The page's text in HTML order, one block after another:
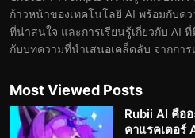
ก้าวหน้าของเทคโนโลยี AI พร้อมกับค
ที่น่าสนใจ และการเรียนรู้เกี่ยวกับ AI
กับบทความที่นำเสนอเคล็ดลับ จากกา
Most Viewed Posts
Rubii AI คือ
คาแรคเตอร์